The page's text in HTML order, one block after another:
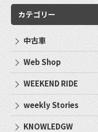
カテゴリー
中古車
Web Shop
WEEKEND RIDE
weekly Stories
KNOWLEDGW